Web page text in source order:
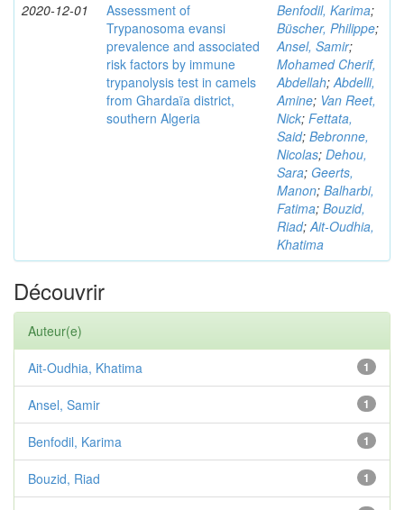
2020-12-01
Assessment of
Trypanosoma evansi
prevalence and associated
risk factors by immune
trypanolysis test in camels
from Ghardaïa district,
southern Algeria
Benfodil, Karima;
Büscher, Philippe;
Ansel, Samir;
Mohamed Cherif,
Abdellah;Abdelli,
Amine; Van Reet,
Nick; Fettata,
Said; Bebronne,
Nicolas; Dehou,
Sara; Geerts,
Manon; Balharbi,
Fatima; Bouzid,
Riad;Ait-Oudhia,
Khatima
Découvrir
Auteur(e)
1
Ait-Oudhia, Khatima
1
Ansel, Samir
1
Benfodil, Karima
1
Bouzid, Riad